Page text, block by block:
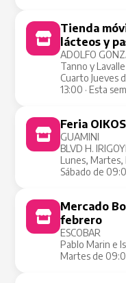
Tienda
lácteos y
ADOLFO
Tanno y Lavalle
Cuarto Jueves
13:00 · Esta
Feria OIKOS
GUAMINI
BLVD H.
Lunes, Martes,
Sábado de
Mercado
febrero
ESCOBAR
Pablo Marin e
Martes de